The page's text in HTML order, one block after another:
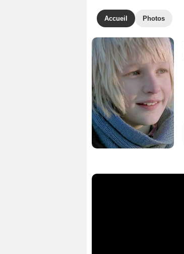
Accueil Photos